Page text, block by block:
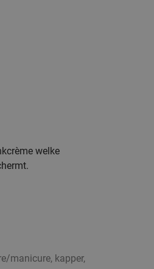
welke
manicure, kapper,